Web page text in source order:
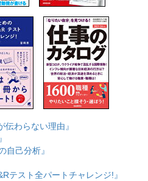
伝わらない理由』
自己分析』
テスト全パートチャレンジ!』